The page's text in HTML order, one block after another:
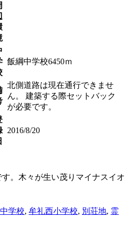
飯綱中学校6450ｍ
北側道路は現在通行できませ
ん。 建築する際セットバック
が必要です。
2016/8/20
。木々が生い茂りマイナスイオ
学校, 牟礼西小学校, 別荘地, 霊